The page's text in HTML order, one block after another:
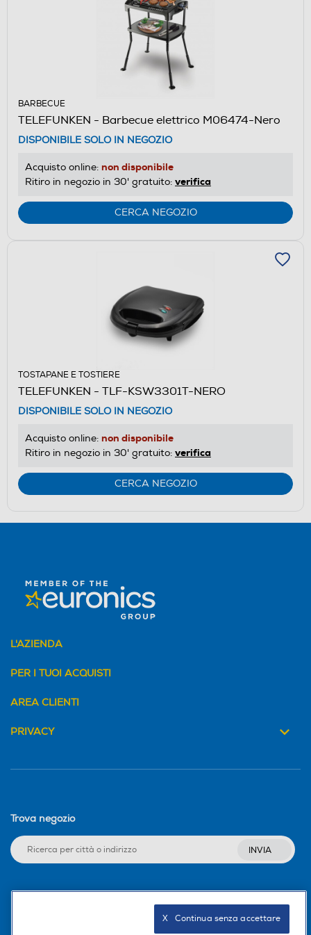
BARBECUE
TELEFUNKEN - Barbecue elettrico M06474-Nero
DISPONIBILE SOLO IN NEGOZIO
Acquisto online: non disponibile
Ritiro in negozio in 30' gratuito: verifica
CERCA NEGOZIO
TOSTAPANE E TOSTIERE
TELEFUNKEN - TLF-KSW3301T-NERO
DISPONIBILE SOLO IN NEGOZIO
Acquisto online: non disponibile
Ritiro in negozio in 30' gratuito: verifica
CERCA NEGOZIO
L'AZIENDA
PER I TUOI ACQUISTI
AREA CLIENTI
PRIVACY
Trova negozio
INVIA
X   Continua senza accettare